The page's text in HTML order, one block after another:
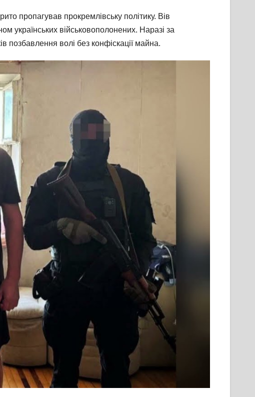
пропагував прокремлівську політику. Вів
українських військовополонених. Наразі за
позбавлення волі без конфіскації майна.